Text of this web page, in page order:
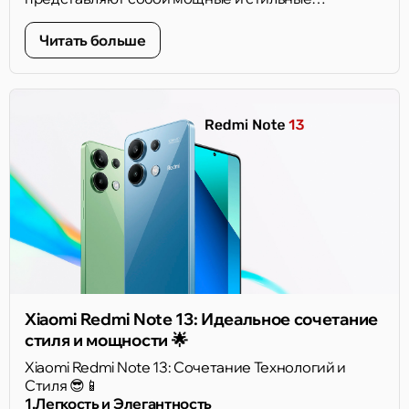
Сделайте ваш выбор и наслаждайтесь передовой
электроникой от Xiaomi. 🌐
Читать больше
Xiaomi Redmi Note 13: Идеальное сочетание
стиля и мощности 🌟
Xiaomi Redmi Note 13: Сочетание Технологий и
Стиля 😎📱
1.Легкость и Элегантность